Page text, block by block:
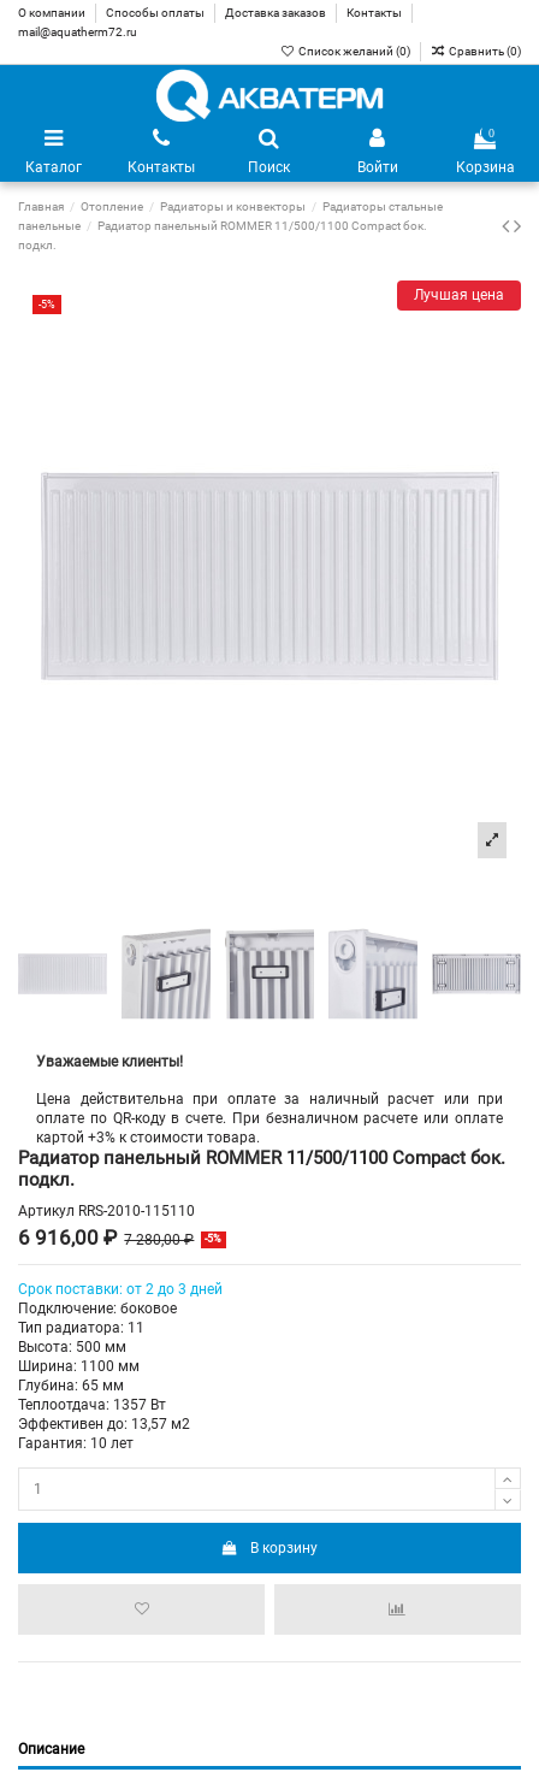
О компании Способы оплаты Доставка заказов
Контакты
mail@aquatherm72.ru
Список желаний (0) Сравнить (0)
Каталог Контакты Поиск Войти
0
Корзина
Главная Отопление Радиаторы и конвекторы
Радиаторы стальные
панельные
Радиатор панельный ROMMER 11/500/1100 Compact бок.
подкл.
-5%
Лучшая цена
Уважаемые клиенты!
Цена действительна при оплате за наличный расчет или при
оплате по QR-коду в счете. При безналичном расчете или оплате
картой +3% к стоимости товара.
Радиатор панельный ROMMER 11/500/1100 Compact бок.
подкл.
Артикул RRS-2010-115110
6 916,00 ₽ 7 280,00 ₽ -5%
Срок поставки: от 2 до 3 дней
Подключение: боковое
Тип радиатора: 11
Высота: 500 мм
Ширина: 1100 мм
Глубина: 65 мм
Теплоотдача: 1357 Вт
Эффективен до: 13,57 м2
Гарантия: 10 лет
В корзину
Описание